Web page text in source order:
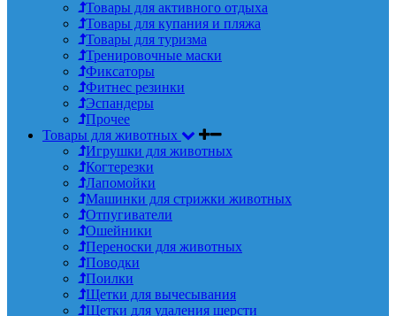
Товары для активного отдыха
Товары для купания и пляжа
Товары для туризма
Тренировочные маски
Фиксаторы
Фитнес резинки
Эспандеры
Прочее
Товары для животных
Игрушки для животных
Когтерезки
Лапомойки
Машинки для стрижки животных
Отпугиватели
Ошейники
Переноски для животных
Поводки
Поилки
Щетки для вычесывания
Щетки для удаления шерсти